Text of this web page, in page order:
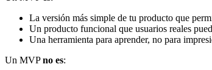
La versión más simple de tu producto que
Un producto funcional que usuarios reales
Una herramienta para aprender, no para
Un MVPno es: